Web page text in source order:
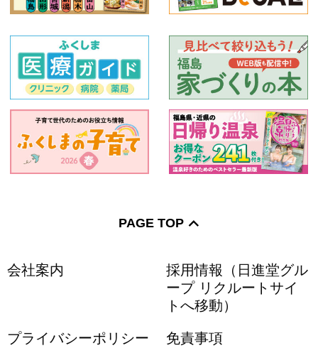
PAGE TOP
会社案内
採用情報（日進堂グル
ープ リクルートサイ
トへ移動）
プライバシーポリシー 免責事項